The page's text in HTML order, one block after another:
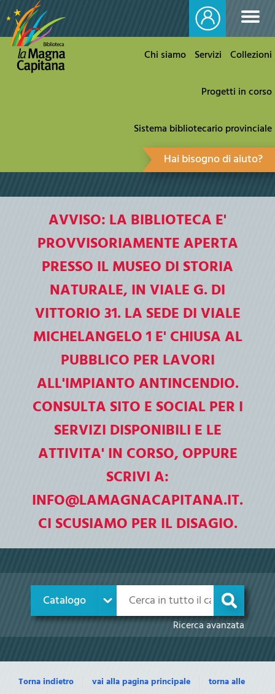
Chi siamo Servizi Collezioni
Progetti in corso
Sistema bibliotecario provinciale
Hai bisogno di aiuto?
le porte alle
Capitana"
Scarica la web app
iniziative
Biblioteca di Foggia "La
Resta aggiornato su eventi e
AVVISO: LA BIBLIOTECA E'
PROVVISORIAMENTE APERTA
PRESSO IL MUSEO DI STORIA
NATURALE, IN VIALE G. DI
VITTORIO 31. LA SEDE DI VIALE
MICHELANGELO 1 E' CHIUSA AL
PUBBLICO PER LAVORI
ALL'IMPIANTO ANTINCENDIO.
CONSULTA SITO E SOCIAL PER I
SERVIZI DISPONIBILI E LE
ATTIVITA' IN CORSO, OPPURE
SCRIVI A:
INFO@LAMAGNACAPITANA.IT.
CI SCUSIAMO PER IL DISAGIO.
Catalogo cambia
Cerca su "Catalogo"
Ricerca avanzata
Torna indietro vai alla pagina principale
torna alle